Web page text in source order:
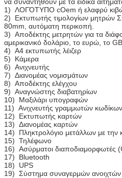
1) ΛΟΓΌΤΥΠΟ cOem ή ελαφρύ
2) Εκτυπωτής τιμολογίων μητρών
80mm, αυτόματη περικοπή.
3) Αποδέκτης μετρητών για τα
αμερικανικό δολάριο, το ευρώ, το
4) A4 εκτυπωτής λέιζερ
5) Κάμερα
6) Ανιχνευτής
7) Διανομέας νομισμάτων
8) Αποδέκτης ελέγχου
9) Αναγνώστης διαβατηρίων
10) Μαξιλάρι υπογραφών
11) Ανιχνευτής γραμμωτών κωδίκων
12) Εκτυπωτής καρτών
13) Διανομέας καρτών
14) Πληκτρολόγιο μετάλλων με την
15) Τηλέφωνο
16) Ασύρματοι διαποδιαμορφωτές
17) Bluetooth
18) UPS
19) Σύστημα συναγερμών